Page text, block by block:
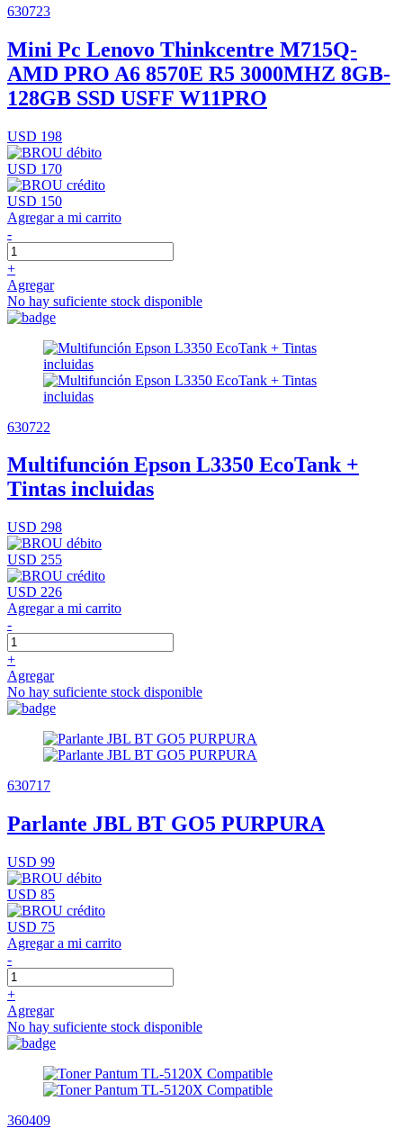
630723
Mini Pc Lenovo Thinkcentre M715Q-
AMD PRO A6 8570E R5 3000MHZ 8GB-
128GB SSD USFF W11PRO
USD 198
USD 170
USD 150
Agregar a mi carrito
-
+
Agregar
No hay suficiente stock disponible
630722
Multifunción Epson L3350 EcoTank +
Tintas incluidas
USD 298
USD 255
USD 226
Agregar a mi carrito
-
+
Agregar
No hay suficiente stock disponible
630717
Parlante JBL BT GO5 PURPURA
USD 99
USD 85
USD 75
Agregar a mi carrito
-
+
Agregar
No hay suficiente stock disponible
360409